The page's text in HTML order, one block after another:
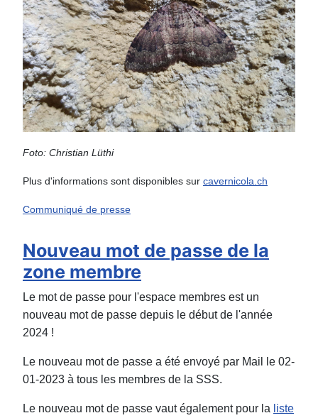
Foto: Christian Lüthi
Plus d'informations sont disponibles sur cavernicola.ch
Communiqué de presse
Nouveau mot de passe de la
zone membre
Le mot de passe pour l'espace membres est un
nouveau mot de passe depuis le début de l'année
2024 !
Le nouveau mot de passe a été envoyé par Mail le 02-
01-2023 à tous les membres de la SSS.
Le nouveau mot de passe vaut également pour la liste